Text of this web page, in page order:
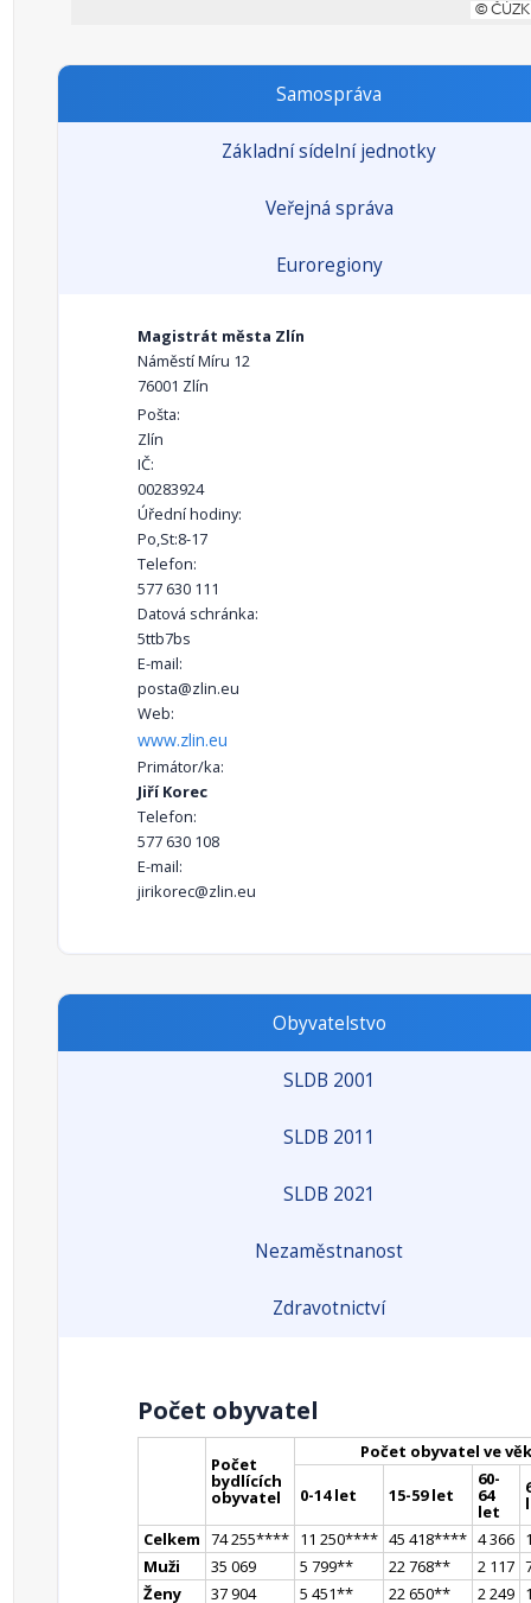
Samospráva
Základní sídelní jednotky
Veřejná správa
Euroregiony
Magistrát města Zlín
Náměstí Míru 12
76001 Zlín
Pošta:
Zlín
IČ:
00283924
Úřední hodiny:
Po,St:8-17
Telefon:
577 630 111
Datová schránka:
5ttb7bs
E-mail:
posta@zlin.eu
Web:
www.zlin.eu
Primátor/ka:
Jiří Korec
Telefon:
577 630 108
E-mail:
jirikorec@zlin.eu
Obyvatelstvo
SLDB 2001
SLDB 2011
SLDB 2021
Nezaměstnanost
Zdravotnictví
Počet obyvatel
Počet
bydlících
obyvatel
Počet obyvatel ve
0-14 let 15-59 let
60-
64
let
Celkem 74 255**** 11 250**** 45 418**** 4 366
Muži
35 069 5 799** 22 768** 2 117
Ženy
37 904 5 451** 22 650** 2 249